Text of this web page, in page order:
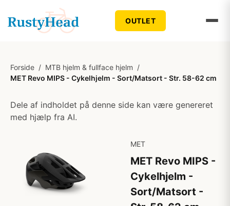
OUTLET
Forside / MTB hjelm & fullface hjelm /
MET Revo MIPS - Cykelhjelm - Sort/Matsort - Str. 58-62 cm
Dele af indholdet på denne side kan være genereret
med hjælp fra AI.
MET
MET Revo MIPS -
Cykelhjelm -
Sort/Matsort -